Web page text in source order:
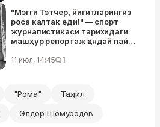
"Мэгги Тэтчер, йигитларингиз
роса калтак еди!" — спорт
журналистикаси тарихидаги
машҳур репортаж қандай пайдо
11 июл, 14:45 1
"Рома"
Таҳлил
Элдор Шомуродов